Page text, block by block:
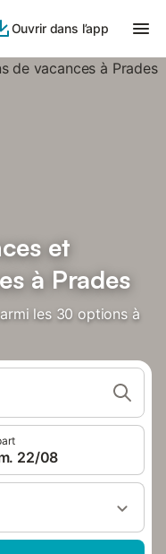
Ouvrir dans l’app
et
à Prades
les 30 options à
22/08